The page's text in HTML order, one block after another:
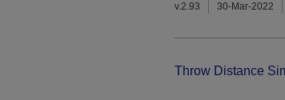
v.2.93 30-Mar-2022
Throw Distance